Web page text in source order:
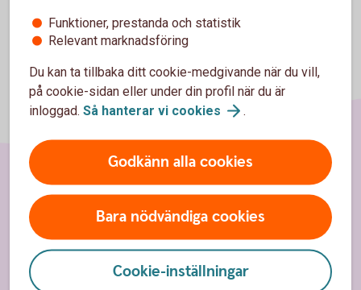
Funktioner, prestanda och statistik
Relevant marknadsföring
Du kan ta tillbaka ditt cookie-medgivande när du vill,
på cookie-sidan eller under din profil när du är
inloggad. Så hanterar vi cookies .
Godkänn alla cookies
Bara nödvändiga cookies
Cookie-inställningar
Sidfot
Hitta snabbt
Kundservice/Kontakta oss
Spärrhjälp